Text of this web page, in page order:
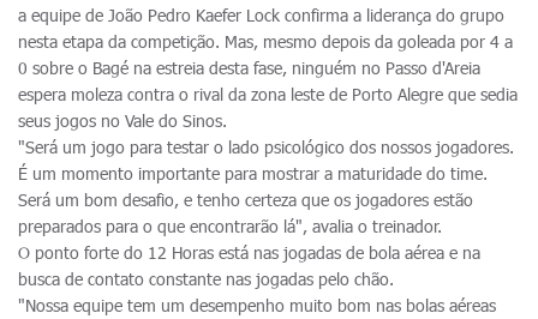
a equipe de João Pedro Kaefer Lock confirma a liderança do grupo
nesta etapa da competição. Mas, mesmo depois da goleada por 4 a
0 sobre o Bagé na estreia desta fase, ninguém no Passo d'Areia
espera moleza contra o rival da zona leste de Porto Alegre que sedia
seus jogos no Vale do Sinos.
"Será um jogo para testar o lado psicológico dos nossos jogadores.
É um momento importante para mostrar a maturidade do time.
Será um bom desafio, e tenho certeza que os jogadores estão
preparados para o que encontrarão lá", avalia o treinador.
O ponto forte do 12 Horas está nas jogadas de bola aérea e na
busca de contato constante nas jogadas pelo chão.
"Nossa equipe tem um desempenho muito bom nas bolas aéreas